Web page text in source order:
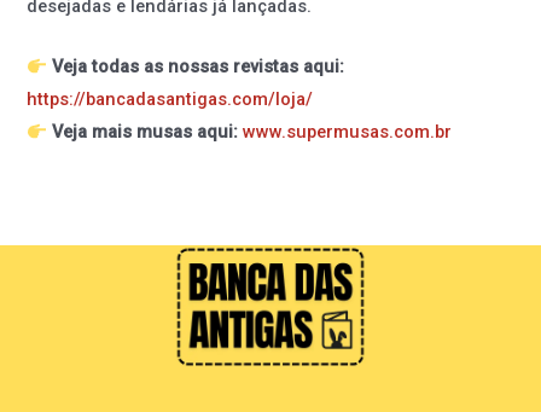
desejadas e lendárias já lançadas.
Veja todas as nossas revistas aqui:
https://bancadasantigas.com/loja/
Veja mais musas aqui: www.supermusas.com.br